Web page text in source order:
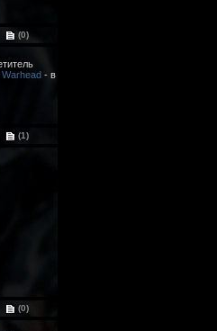
(0)
- в
(1)
(0)